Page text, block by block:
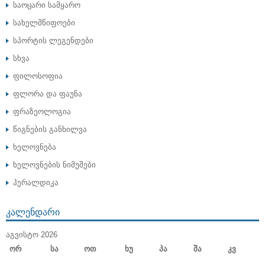
საოცარი სამყარო
სახელმწიფოები
სპორტის ლეგენდები
სხვა
ფილოსოფია
ფლორა და ფაუნა
ფრაზეოლოგია
წიგნების განხილვა
ხელოვნება
ხელოვნების ნიმუშები
ჰერალდიკა
ᲙᲐᲚᲔᲜᲓᲐᲠᲘ
ᲐᲒᲕᲘᲡᲢᲝ 2026
Ორ
Სა Ოთ Ხუ Პა Შა
Კვ